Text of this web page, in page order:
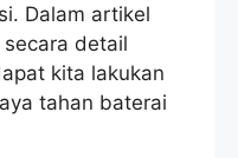
Dalam artikel
detail
kita lakukan
tahan baterai